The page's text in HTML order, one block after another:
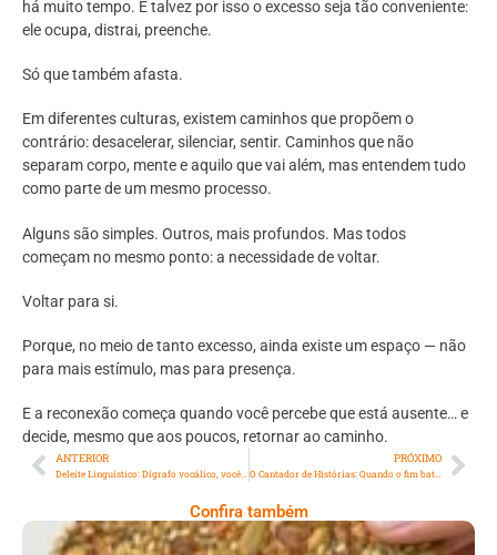
há muito tempo. E talvez por isso o excesso seja tão conveniente:
ele ocupa, distrai, preenche.
Só que também afasta.
Em diferentes culturas, existem caminhos que propõem o
contrário: desacelerar, silenciar, sentir. Caminhos que não
separam corpo, mente e aquilo que vai além, mas entendem tudo
como parte de um mesmo processo.
Alguns são simples. Outros, mais profundos. Mas todos
começam no mesmo ponto: a necessidade de voltar.
Voltar para si.
Porque, no meio de tanto excesso, ainda existe um espaço — não
para mais estímulo, mas para presença.
E a reconexão começa quando você percebe que está ausente… e
decide, mesmo que aos poucos, retornar ao caminho.
ANTERIOR PRÓXIMO
O Cantador de Histórias: Quando o fim bate à porta, Só o amor fica
Confira também